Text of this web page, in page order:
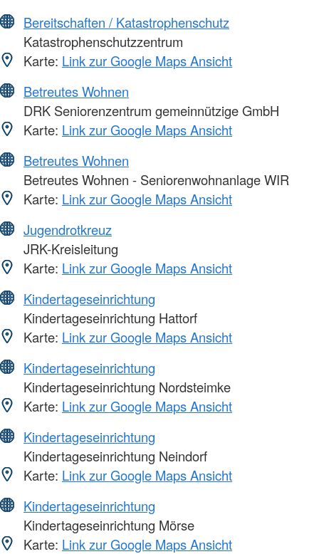
Bereitschaften / Katastrophenschutz
Katastrophenschutzzentrum
Karte: Link zur Google Maps Ansicht
Betreutes Wohnen
DRK Seniorenzentrum gemeinnützige GmbH
Karte: Link zur Google Maps Ansicht
Betreutes Wohnen
Betreutes Wohnen - Seniorenwohnanlage WIR
Karte: Link zur Google Maps Ansicht
Jugendrotkreuz
JRK-Kreisleitung
Karte: Link zur Google Maps Ansicht
Kindertageseinrichtung
Kindertageseinrichtung Hattorf
Karte: Link zur Google Maps Ansicht
Kindertageseinrichtung
Kindertageseinrichtung Nordsteimke
Karte: Link zur Google Maps Ansicht
Kindertageseinrichtung
Kindertageseinrichtung Neindorf
Karte: Link zur Google Maps Ansicht
Kindertageseinrichtung
Kindertageseinrichtung Mörse
Karte: Link zur Google Maps Ansicht